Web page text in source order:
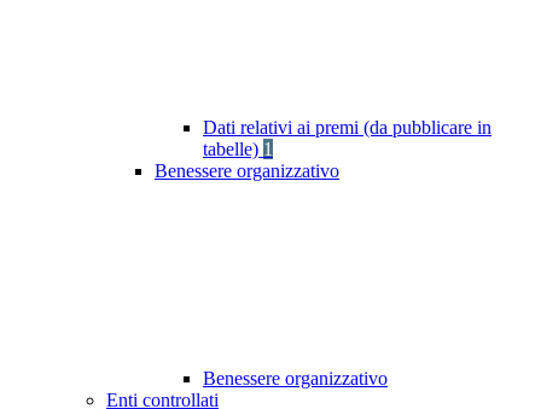
Dati relativi ai premi (da pubblicare in
tabelle) 1
Benessere organizzativo
Benessere organizzativo
Enti controllati